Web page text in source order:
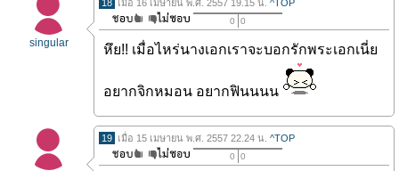
singular
18 เมื่อ 16 เมษายน พ.ศ. 2557 19.15 น. ^TOP
0 0
หึย!! เมื่อไหร่นางเอกเราจะบอกรักพระเอกเนี่ย
อยากจิกหมอน อยากฟินนนน
19 เมื่อ 15 เมษายน พ.ศ. 2557 22.24 น. ^TOP
0 0